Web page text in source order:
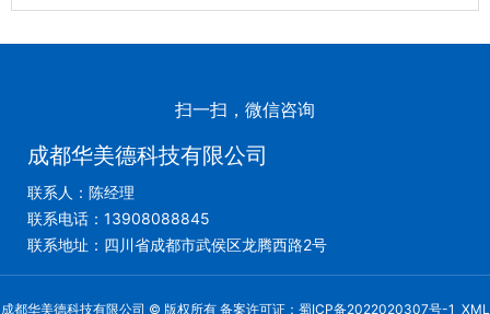
扫一扫，微信咨询
成都华美德科技有限公司
联系人：陈经理
联系电话：13908088845
联系地址：四川省成都市武侯区龙腾西路2号
成都华美德科技有限公司 © 版权所有 备案许可证： 蜀ICP备2022020307号-1 XML